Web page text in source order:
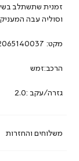
משלוחים והחזרות
זמנית שתשתלב
וסוליה עבה
מקט:
הרכב:זמש
גזרה/עקב :2.0